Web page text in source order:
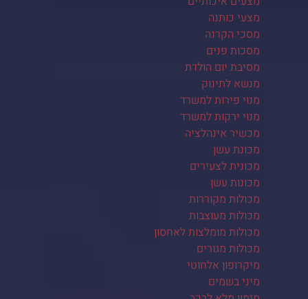
מצעי כותנה
מסכי הקרנה
מסכות פנים
מסיבת יום הולדת
מנשא לתינוק
מנוי פירות למשרד
מנוי ירקות למשרד
מכשיר אינהלציה
מכונת עשן
מכונית לצעירים
מכונות עשן
מכולות מקוררות
מכולות מעוצבות
מכולות מומלצות לאחסון
מכולות מגורים
מיקרופון אלחוטי
מיני בשמים